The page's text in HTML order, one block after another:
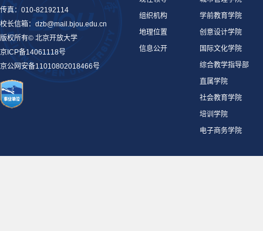
传真：010-82192114
校长信箱：dzb@mail.bjou.edu.cn
版权所有© 北京开放大学
京ICP备14061118号
京公网安备11010802018466号
组织机构
地理位置
信息公开
学前教育学院
创意设计学院
国际文化学院
综合教学指导部
直属学院
社会教育学院
培训学院
电子商务学院